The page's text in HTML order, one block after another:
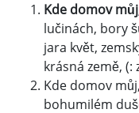
Kde domov
lučinách, bory
jara květ,
krásná země, (:
Kde domov
bohumilém